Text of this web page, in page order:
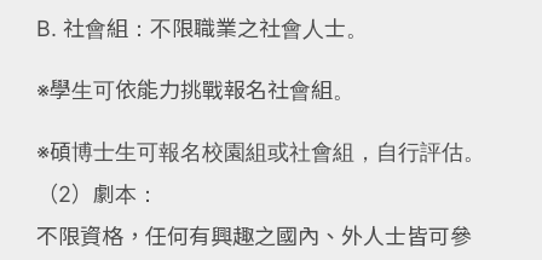
B. 社會組：不限職業之社會人士。
※學生可依能力挑戰報名社會組。
※碩博士生可報名校園組或社會組，自行評估。
（2）劇本：
不限資格，任何有興趣之國內、外人士皆可參